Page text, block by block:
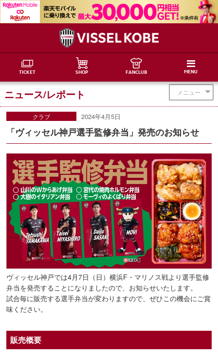
TICKET SHOP FANCLUB MENU
メニュー
ニュース/レポート
クラブ 2024年4月5日
「ヴィッセル神戸選手監修弁当」発売のお知らせ
ヴィッセル神戸では4月7日（日）横浜F・マリノス戦より選手監修
弁当を発売することになりましたので、お知らせいたします。
試合毎に販売する選手弁当が変わりますので、ぜひこの機会にご賞
味ください。
販売概要